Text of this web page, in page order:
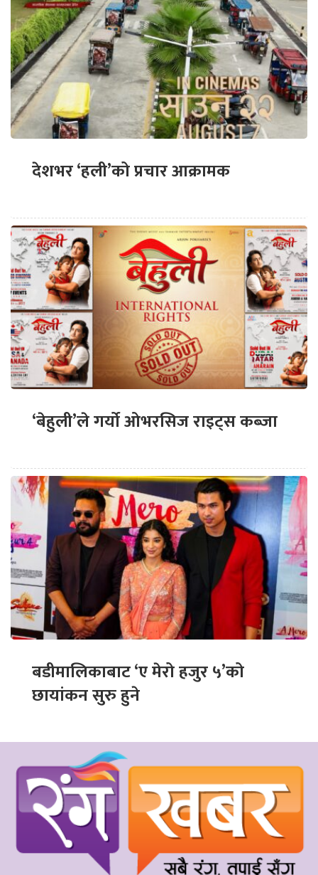
देशभर ‘हली’को प्रचार आक्रामक
‘बेहुली’ले गर्यो ओभरसिज राइट्स कब्जा
बडीमालिकाबाट ‘ए मेरो हजुर ५’को
छायांकन सुरु हुने